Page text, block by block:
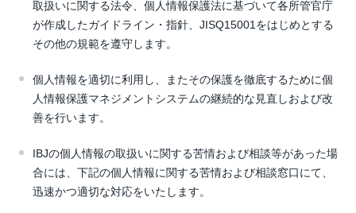
取扱いに関する法令、個人情報保護法に基づいて各所管官庁
が作成したガイドライン・指針、JISQ15001をはじめとする
その他の規範を遵守します。
個人情報を適切に利用し、またその保護を徹底するために個
人情報保護マネジメントシステムの継続的な見直しおよび改
善を行います。
IBJの個人情報の取扱いに関する苦情および相談等があった場
合には、下記の個人情報に関する苦情および相談窓口にて、
迅速かつ適切な対応をいたします。